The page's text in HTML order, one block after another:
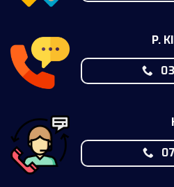
P.